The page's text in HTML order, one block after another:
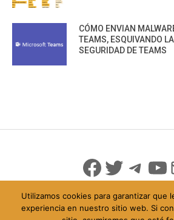
CÓMO ENVIAN
TEAMS, ESQUIVANDO
SEGURIDAD DE TEAMS
Twitter
Utilizamos cookies para garantizar que
experiencia en nuestro sitio web. Si